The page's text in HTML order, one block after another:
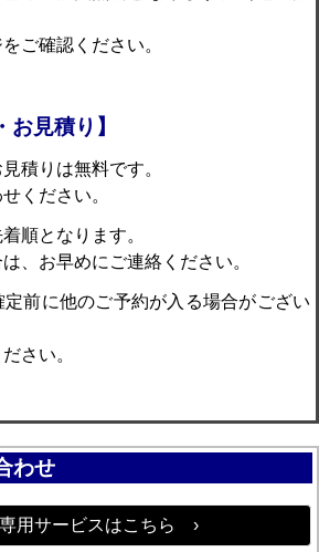
ご確認ください。
お見積り】
積りは無料です。
ください。
順となります。
、お早めにご連絡ください。
定前に他のご予約が入る場合がござい
さい。
わせ
用サービスはこちら ›